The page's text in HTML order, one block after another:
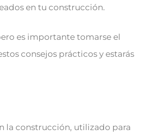
en tu construcción.
es importante tomarse el
consejos prácticos y estarás
la construcción, utilizado para